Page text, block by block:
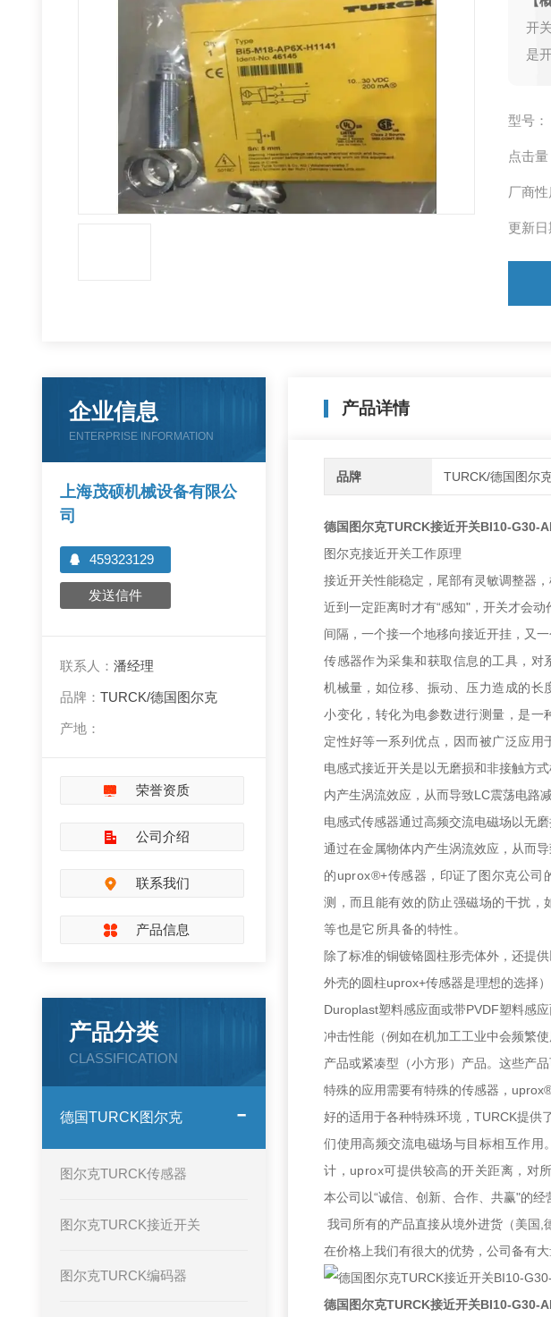
开
是
型号：
点击量
厂商性
更新日
产品详情
品牌 TURCK/德国图尔
德国图尔克TURCK接近开关BI10-G30-
图尔克接近开关工作原理
接近开关性能稳定，尾部有灵敏调整器
近到一定距离时才有“感知"，开关才会
间隔，一个接一个地移向接近开挂，又
传感器作为采集和获取信息的工具，对
机械量，如位移、振动、压力造成的长
小变化，转化为电参数进行测量，是
定性好等一系列优点，因而被广泛应用
电感式接近开关是以无磨损和非接触方
内产生涡流效应，从而导致LC震荡电路
电感式传感器通过高频交流电磁场以无
通过在金属物体内产生涡流效应，从而
的uprox®+传感器，印证了图尔克公司
测，而且能有效的防止强磁场的干扰
等也是它所具备的特性。
除了标准的铜镀铬圆柱形壳体外，还提
外壳的圆柱uprox+传感器是理想的选择
Duroplast塑料感应面或带PVDF塑料感
冲击性能（例如在机加工工业中会频繁
产品或紧凑型（小方形）产品。这些产
特殊的应用需要有特殊的传感器，
好的适用于各种特殊环境，TURCK提供
们使用高频交流电磁场与目标相互作
计， uprox可提供较高的开关距离，对
本公司以“诚信、创新、合作、共赢"的
我司所有的产品直接从境外进货（美国,
在价格上我们有很大的优势，公司备有
德国图尔克TURCK接近开关BI10-G30-
企业信息
ENTERPRISE INFORMATION
上海茂硕机械设备有限公
司
459323129
发送信件
联系人：潘经理
品牌：TURCK/德国图尔克
产地：
荣誉资质
公司介绍
联系我们
产品信息
产品分类
CLASSIFICATION
德国TURCK图尔克
图尔克TURCK传感器
图尔克TURCK接近开关
图尔克TURCK编码器